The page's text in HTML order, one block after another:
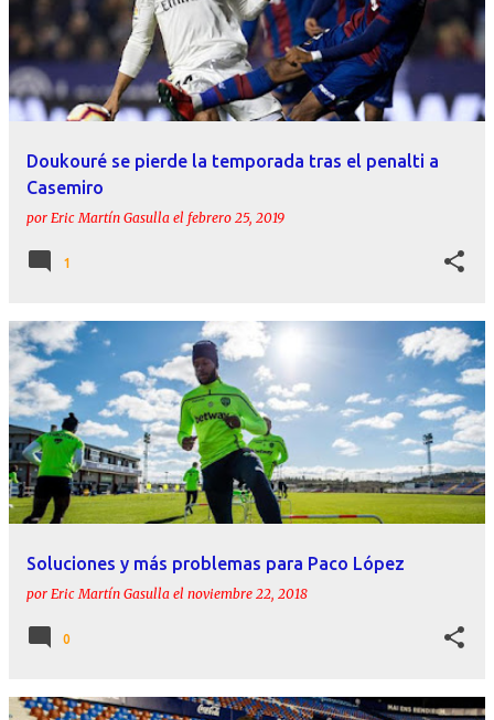
Doukouré se pierde la temporada tras el penalti a
Casemiro
por Eric Martín Gasulla el febrero 25, 2019
1
Soluciones y más problemas para Paco López
por Eric Martín Gasulla el noviembre 22, 2018
0